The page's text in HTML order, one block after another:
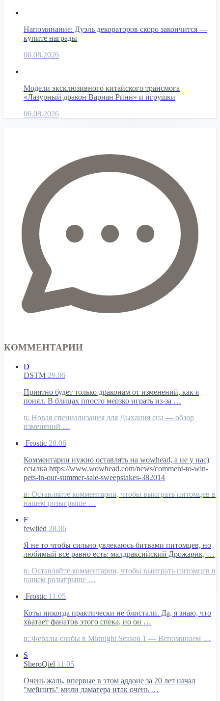
Напоминание: Дуэль декораторов скоро закончится —
купите награды
06.08.2026
Модели эксклюзивного китайского трансмога
«Лазурный дракон Вариан Ринн» и игрушки
06.08.2026
КОММЕНТАРИИ
D
DSTM 29.06
Приятно будет только драконам от изменений, как я
понял. В блицах ппосто мерзко играть из-за …
в: Новая специализация для Дыхания сна — обзор
изменений …
Frostic 28.06
Комментарии нужно оставлять на wowhead, а не у нас)
ссылка https://www.wowhead.com/news/comment-to-win-
pets-in-our-summer-sale-sweepstakes-382014
в: Оставляйте комментарии, чтобы выиграть питомцев в
нашем розыгрыше …
F
fewlied 28.06
Я не то чтобы сильно увлекаюсь битвами питомцев, но
любимый все равно есть: малдраксийский Дрожарик, …
в: Оставляйте комментарии, чтобы выиграть питомцев в
нашем розыгрыше …
Frostic 11.05
Коты никогда практически не блистали. Да, я знаю, что
хватает фанатов этого спека, но он …
в: Фералы слабы в Midnight Season 1 — Вспоминаем …
S
SheroQiel 11.05
Очень жаль, впервые в этом аддоне за 20 лет начал
"мейнить" мили дамагера итак очень …